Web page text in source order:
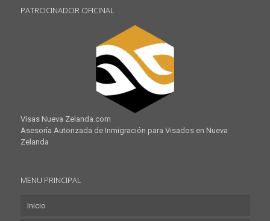
PATROCINADOR OFICINAL
Visas Nueva Zelanda.com
Asesoría Autorizada de Inmigración para Visados en Nueva
Zelanda
MENU PRINCIPAL
Inicio